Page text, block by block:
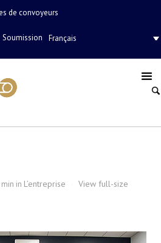
de convoyeurs
Soumission Français
in L’entreprise
View full-size